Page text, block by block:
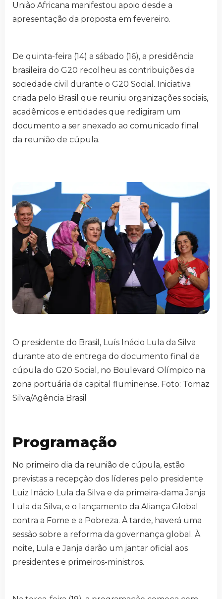
União Africana manifestou apoio desde a
apresentação da proposta em fevereiro.
De quinta-feira (14) a sábado (16), a presidência
brasileira do G20 recolheu as contribuições da
sociedade civil durante o G20 Social. Iniciativa
criada pelo Brasil que reuniu organizações sociais,
acadêmicos e entidades que redigiram um
documento a ser anexado ao comunicado final
da reunião de cúpula.
O presidente do Brasil, Luís Inácio Lula da Silva
durante ato de entrega do documento final da
cúpula do G20 Social, no Boulevard Olímpico na
zona portuária da capital fluminense. Foto: Tomaz
Silva/Agência Brasil
Programação
No primeiro dia da reunião de cúpula, estão
previstas a recepção dos líderes pelo presidente
Luiz Inácio Lula da Silva e da primeira-dama Janja
Lula da Silva, e o lançamento da Aliança Global
contra a Fome e a Pobreza. À tarde, haverá uma
sessão sobre a reforma da governança global. À
noite, Lula e Janja darão um jantar oficial aos
presidentes e primeiros-ministros.